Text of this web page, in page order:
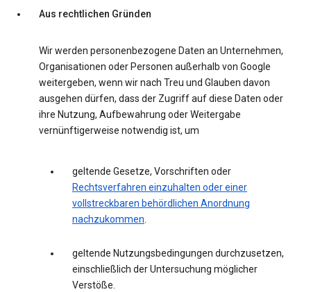
Aus rechtlichen Gründen
Wir werden personenbezogene Daten an Unternehmen,
Organisationen oder Personen außerhalb von Google
weitergeben, wenn wir nach Treu und Glauben davon
ausgehen dürfen, dass der Zugriff auf diese Daten oder
ihre Nutzung, Aufbewahrung oder Weitergabe
vernünftigerweise notwendig ist, um
geltende Gesetze, Vorschriften oder
Rechtsverfahren einzuhalten oder einer
vollstreckbaren behördlichen Anordnung
nachzukommen.
geltende Nutzungsbedingungen durchzusetzen,
einschließlich der Untersuchung möglicher
Verstöße.